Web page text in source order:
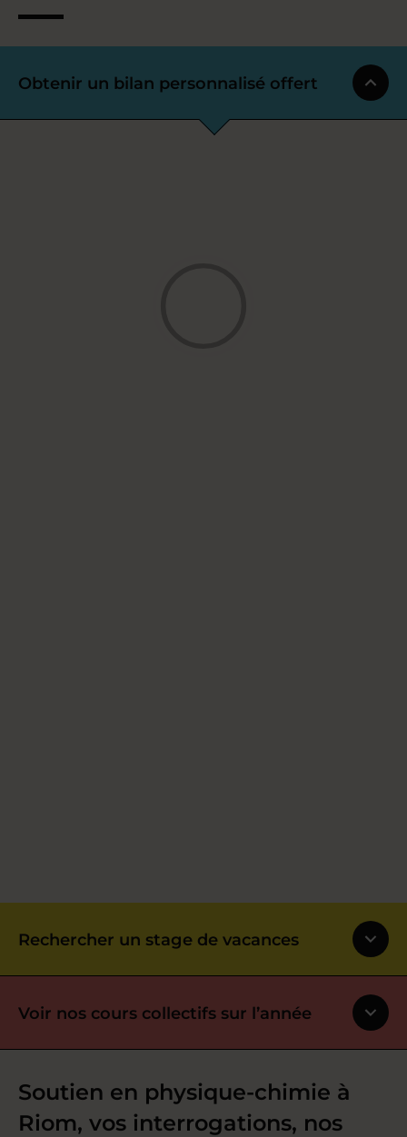
Obtenir un bilan personnalisé offert
Rechercher un stage de vacances
Voir nos cours collectifs sur l’année
Soutien en physique-chimie à
Riom, vos interrogations, nos